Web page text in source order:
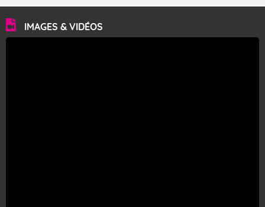
IMAGES & VIDÉOS